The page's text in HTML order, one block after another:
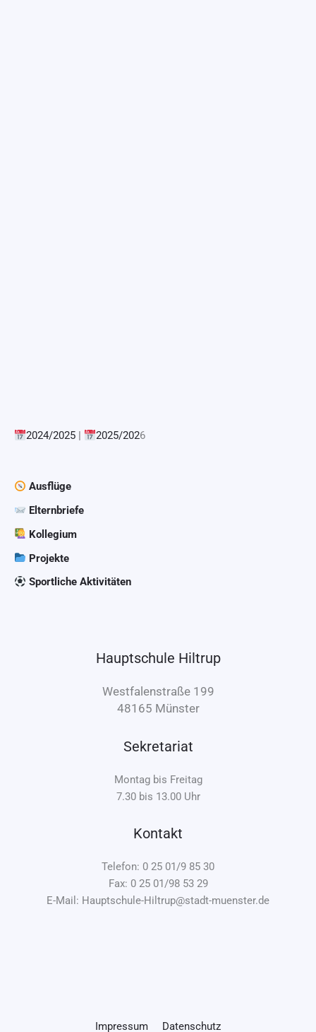
2024/2025 2025/2026
Ausflüge
Elternbriefe
Kollegium
Projekte
Sportliche Aktivitäten
Hauptschule Hiltrup
Westfalenstraße 199
48165 Münster
Sekretariat
Montag bis Freitag
7.30 bis 13.00 Uhr
Kontakt
Telefon: 0 25 01/9 85 30
Fax: 0 25 01/98 53 29
E-Mail: Hauptschule-Hiltrup@stadt-muenster.de
Impressum Datenschutz